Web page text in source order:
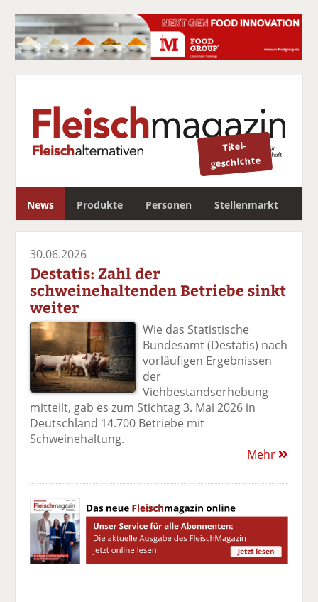
Titel-
geschichte
News Produkte Personen Stellenmarkt
u
c
30.06.2026
Destatis: Zahl der
schweinehaltenden Betriebe sinkt
weiter
Wie das Statistische
Bundesamt (Destatis) nach
vorläufigen Ergebnissen
der
Viehbestandserhebung
mitteilt, gab es zum Stichtag 3. Mai 2026 in
Deutschland 14.700 Betriebe mit
Schweinehaltung.
Mehr